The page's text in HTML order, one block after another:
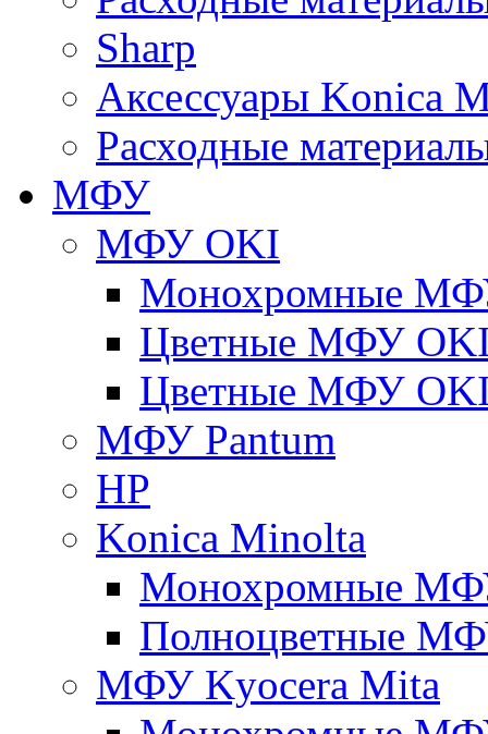
Sharp
Аксессуары Konica
Расходные
МФУ
МФУ OKI
Монохромные
Цветные МФУ
Цветные МФУ
МФУ Pantum
HP
Konica Minolta
Монохромные
Полноцветные
МФУ Kyocera Mita